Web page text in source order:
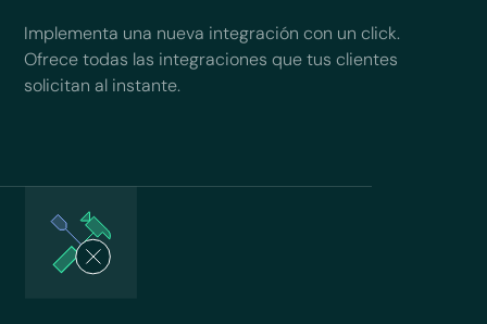
Implementa una nueva integración con un click.
Ofrece todas las integraciones que tus clientes
solicitan al instante.